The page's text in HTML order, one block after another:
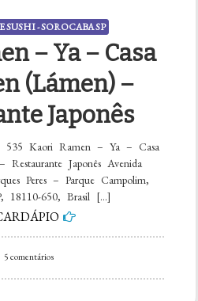
SUSHI - SOROCABA SP
– Ya – Casa
(Lámen) –
Japonês
535 Kaori Ramen – Ya – Casa
Japonês Avenida
Peres – Parque Campolim,
18110-650, Brasil […]
5 comentáriosem
Kaori